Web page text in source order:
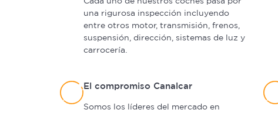
una rigurosa inspección incluyendo
entre otros motor, transmisión, frenos,
suspensión, dirección, sistemas de luz y
carrocería.
El compromiso Canalcar
Somos los líderes del mercado en